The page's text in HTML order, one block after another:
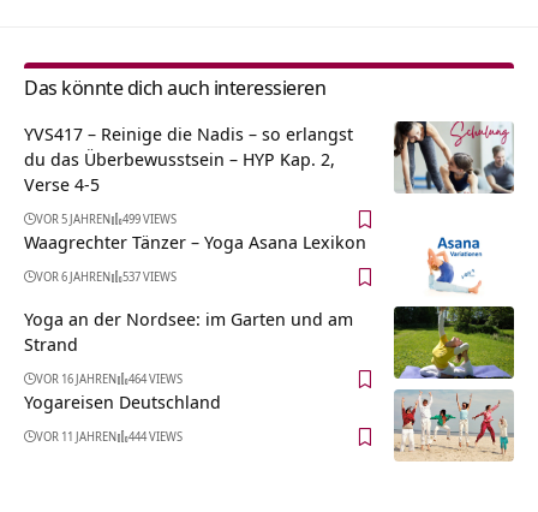
Das könnte dich auch interessieren
YVS417 – Reinige die Nadis – so erlangst
du das Überbewusstsein – HYP Kap. 2,
Verse 4-5
VOR 5 JAHREN 499 VIEWS
Waagrechter Tänzer – Yoga Asana Lexikon
VOR 6 JAHREN 537 VIEWS
Yoga an der Nordsee: im Garten und am
Strand
VOR 16 JAHREN 464 VIEWS
Yogareisen Deutschland
VOR 11 JAHREN 444 VIEWS